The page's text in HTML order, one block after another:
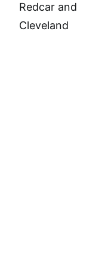
Redcar and
Cleveland